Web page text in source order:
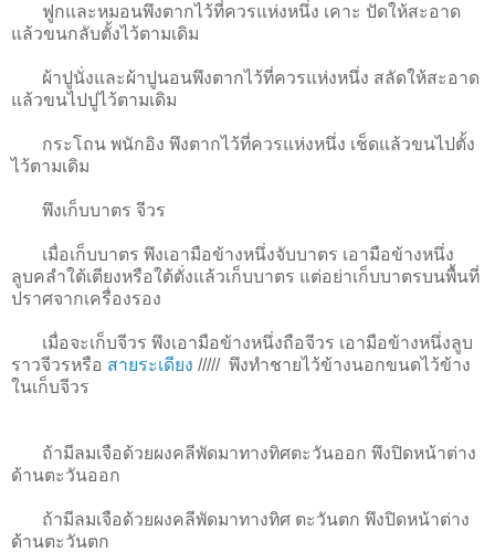
ฟูกและหมอนพึงตากไว้ที่ควรแห่งหนึ่ง เคาะ ปัดให้สะอาด
แล้วขนกลับตั้งไว้ตามเดิม
ผ้าปูนั่งและผ้าปูนอนพึงตากไว้ที่ควรแห่งหนึ่ง สลัดให้สะอาด
แล้วขนไปปูไว้ตามเดิม
กระโถน พนักอิง พึงตากไว้ที่ควรแห่งหนึ่ง เช็ดแล้วขนไปตั้ง
ไว้ตามเดิม
พึงเก็บบาตร จีวร
เมื่อเก็บบาตร พึงเอามือข้างหนึ่งจับบาตร เอามือข้างหนึ่ง
ลูบคลำใต้เตียงหรือใต้ตั่งแล้วเก็บบาตร แต่อย่าเก็บบาตรบนพื้นที่
ปราศจากเครื่องรอง
เมื่อจะเก็บจีวร พึงเอามือข้างหนึ่งถือจีวร เอามือข้างหนึ่งลูบ
ราวจีวรหรือ สายระเดียง ///// พึงทำชายไว้ข้างนอกขนดไว้ข้าง
ในเก็บจีวร
ถ้ามีลมเจือด้วยผงคลีพัดมาทางทิศตะวันออก พึงปิดหน้าต่าง
ด้านตะวันออก
ถ้ามีลมเจือด้วยผงคลีพัดมาทางทิศ ตะวันตก พึงปิดหน้าต่าง
ด้านตะวันตก